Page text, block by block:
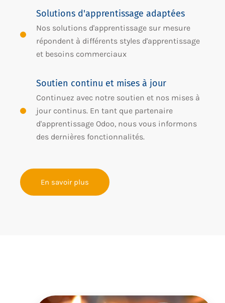
Solutions d'apprentissage adaptées
Nos solutions d'apprentissage sur mesure
répondent à différents styles d'apprentissage
et besoins commerciaux
Soutien continu et mises à jour
Continuez avec notre soutien et nos mises à
jour continus. En tant que partenaire
d'apprentissage Odoo, nous vous informons
des dernières fonctionnalités.
En savoir plus